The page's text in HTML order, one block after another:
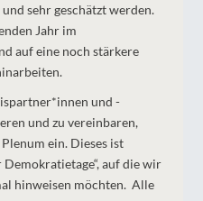
sehr geschätzt werden.
Jahr im
auf eine noch stärkere
und -
und zu vereinbaren,
ein. Dieses ist
auf die wir
hinweisen möchten. Alle